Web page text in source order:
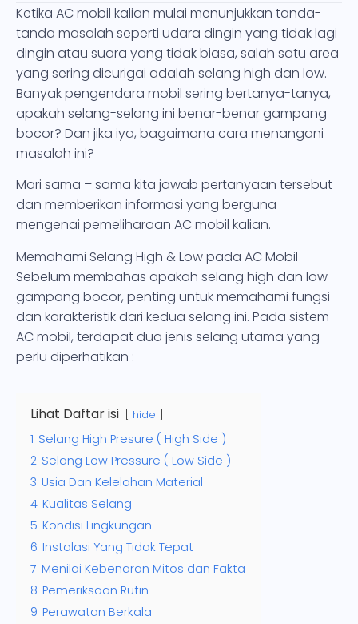
Ketika AC mobil kalian mulai menunjukkan tanda-
tanda masalah seperti udara dingin yang tidak lagi
dingin atau suara yang tidak biasa, salah satu area
yang sering dicurigai adalah selang high dan low.
Banyak pengendara mobil sering bertanya-tanya,
apakah selang-selang ini benar-benar gampang
bocor? Dan jika iya, bagaimana cara menangani
masalah ini?
Mari sama – sama kita jawab pertanyaan tersebut
dan memberikan informasi yang berguna
mengenai pemeliharaan AC mobil kalian.
Memahami Selang High & Low pada AC Mobil
Sebelum membahas apakah selang high dan low
gampang bocor, penting untuk memahami fungsi
dan karakteristik dari kedua selang ini. Pada sistem
AC mobil, terdapat dua jenis selang utama yang
perlu diperhatikan :
Lihat Daftar isi hide
1 Selang High Presure ( High Side )
2 Selang Low Pressure ( Low Side )
3 Usia Dan Kelelahan Material
4 Kualitas Selang
5 Kondisi Lingkungan
6 Instalasi Yang Tidak Tepat
7 Menilai Kebenaran Mitos dan Fakta
8 Pemeriksaan Rutin
9 Perawatan Berkala